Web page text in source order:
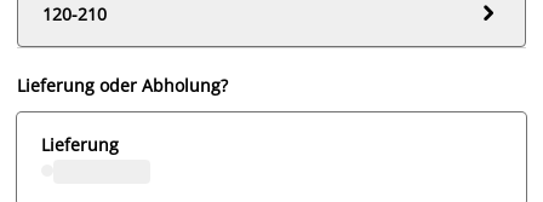
120-210

Lieferung oder Abholung?
Lieferung